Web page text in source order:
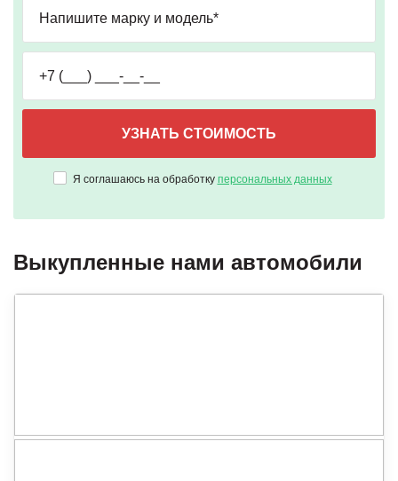
Я соглашаюсь на обработку персональных данных
Выкупленные нами автомобили